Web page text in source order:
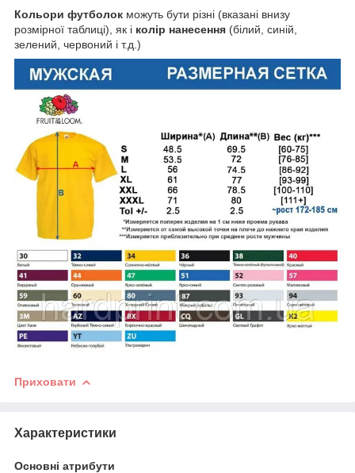
Кольори футболок можуть бути різні (вказані внизу
розмірної таблиці), як і колір нанесення (білий, синій,
зелений, червоний і т.д.)
Приховати
Характеристики
Основні атрибути